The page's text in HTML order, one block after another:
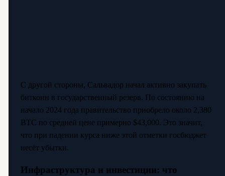
С другой стороны, Сальвадор начал активно закупать
биткоин в государственный резерв. По состоянию на
начало 2024 года правительство приобрело около 2,380
BTC по средней цене примерно $43,000. Это значит,
что при падении курса ниже этой отметки госбюджет
несёт убытки.
Инфраструктура и инвестиции: что